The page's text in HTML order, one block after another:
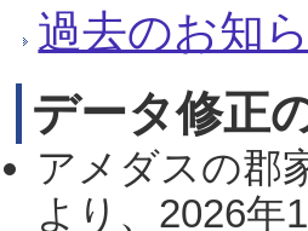
過去のお知
データ修正
アメダスの郡
より、2026年